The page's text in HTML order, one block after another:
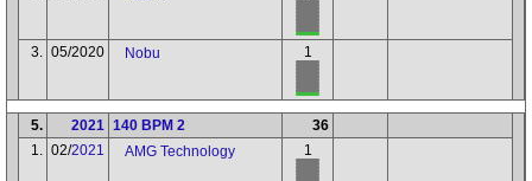
3. 05/2020 Nobu 1
5. 2021 140 BPM 2
36
1. 02/2021 AMG Technology 1